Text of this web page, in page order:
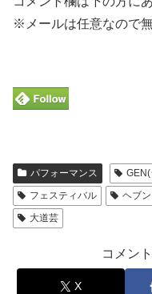
※メールは任意なので
パフォーマンス
フェスティバル
ヘブ
大道芸
コメン
X